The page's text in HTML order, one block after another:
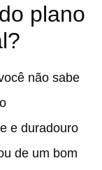
plano
não sabe
e duradouro
de um bom